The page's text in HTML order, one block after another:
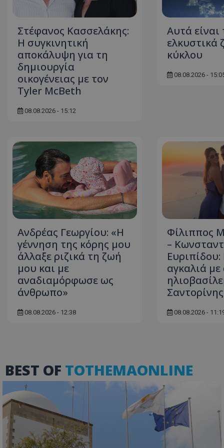
Στέφανος Κασσελάκης:
Η συγκινητική
αποκάλυψη για τη
δηµιουργία
οικογένειας με τον
Tyler McBeth
08.08.2026 - 15:12
Αυτά είναι
ελκυστικά
κύκλου
08.08.2026 -
Ανδρέας Γεωργίου: «Η
γέννηση της κόρης μου
άλλαξε ριζικά τη ζωή
μου και με
αναδιαμόρφωσε ως
άνθρωπο»
08.08.2026 - 12:38
Φίλιππος
–
αγκαλιά
Σαντορίνης
08.08.2026 -
BEST OF TOTHEMAONLINE
__cf_bm